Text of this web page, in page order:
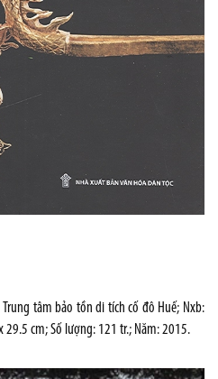
tâm bảo tồn di tích cố đô Huế; Nxb:
29.5 cm; Số lượng: 121 tr.; Năm: 2015.